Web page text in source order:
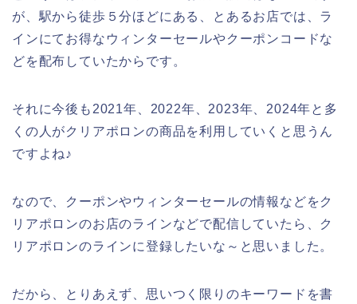
が、駅から徒歩５分ほどにある、とあるお店では、ラ
インにてお得なウィンターセールやクーポンコードな
どを配布していたからです。
それに今後も2021年、2022年、2023年、2024年と多
くの人がクリアポロンの商品を利用していくと思うん
ですよね♪
なので、クーポンやウィンターセールの情報などをク
リアポロンのお店のラインなどで配信していたら、ク
リアポロンのラインに登録したいな～と思いました。
だから、とりあえず、思いつく限りのキーワードを書